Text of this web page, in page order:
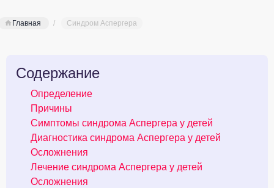
Главная Синдром Аспергера
Содержание
Определение
Причины
Симптомы синдрома Аспергера у детей
Диагностика синдрома Аспергера у детей
Осложнения
Лечение синдрома Аспергера у детей
Осложнения